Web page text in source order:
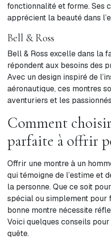
fonctionnalité et forme. Ses
apprécient la beauté dans
Bell & Ross
Bell & Ross excelle dans la
répondent aux besoins des
Avec un design inspiré de
aéronautique, ces montres
aventuriers et les
Comment
parfaite à offrir
Offrir une montre à un
qui témoigne de l’estime et
la personne. Que ce soit
spécial ou simplement pour
bonne montre nécessite
Voici quelques conseils
quête.